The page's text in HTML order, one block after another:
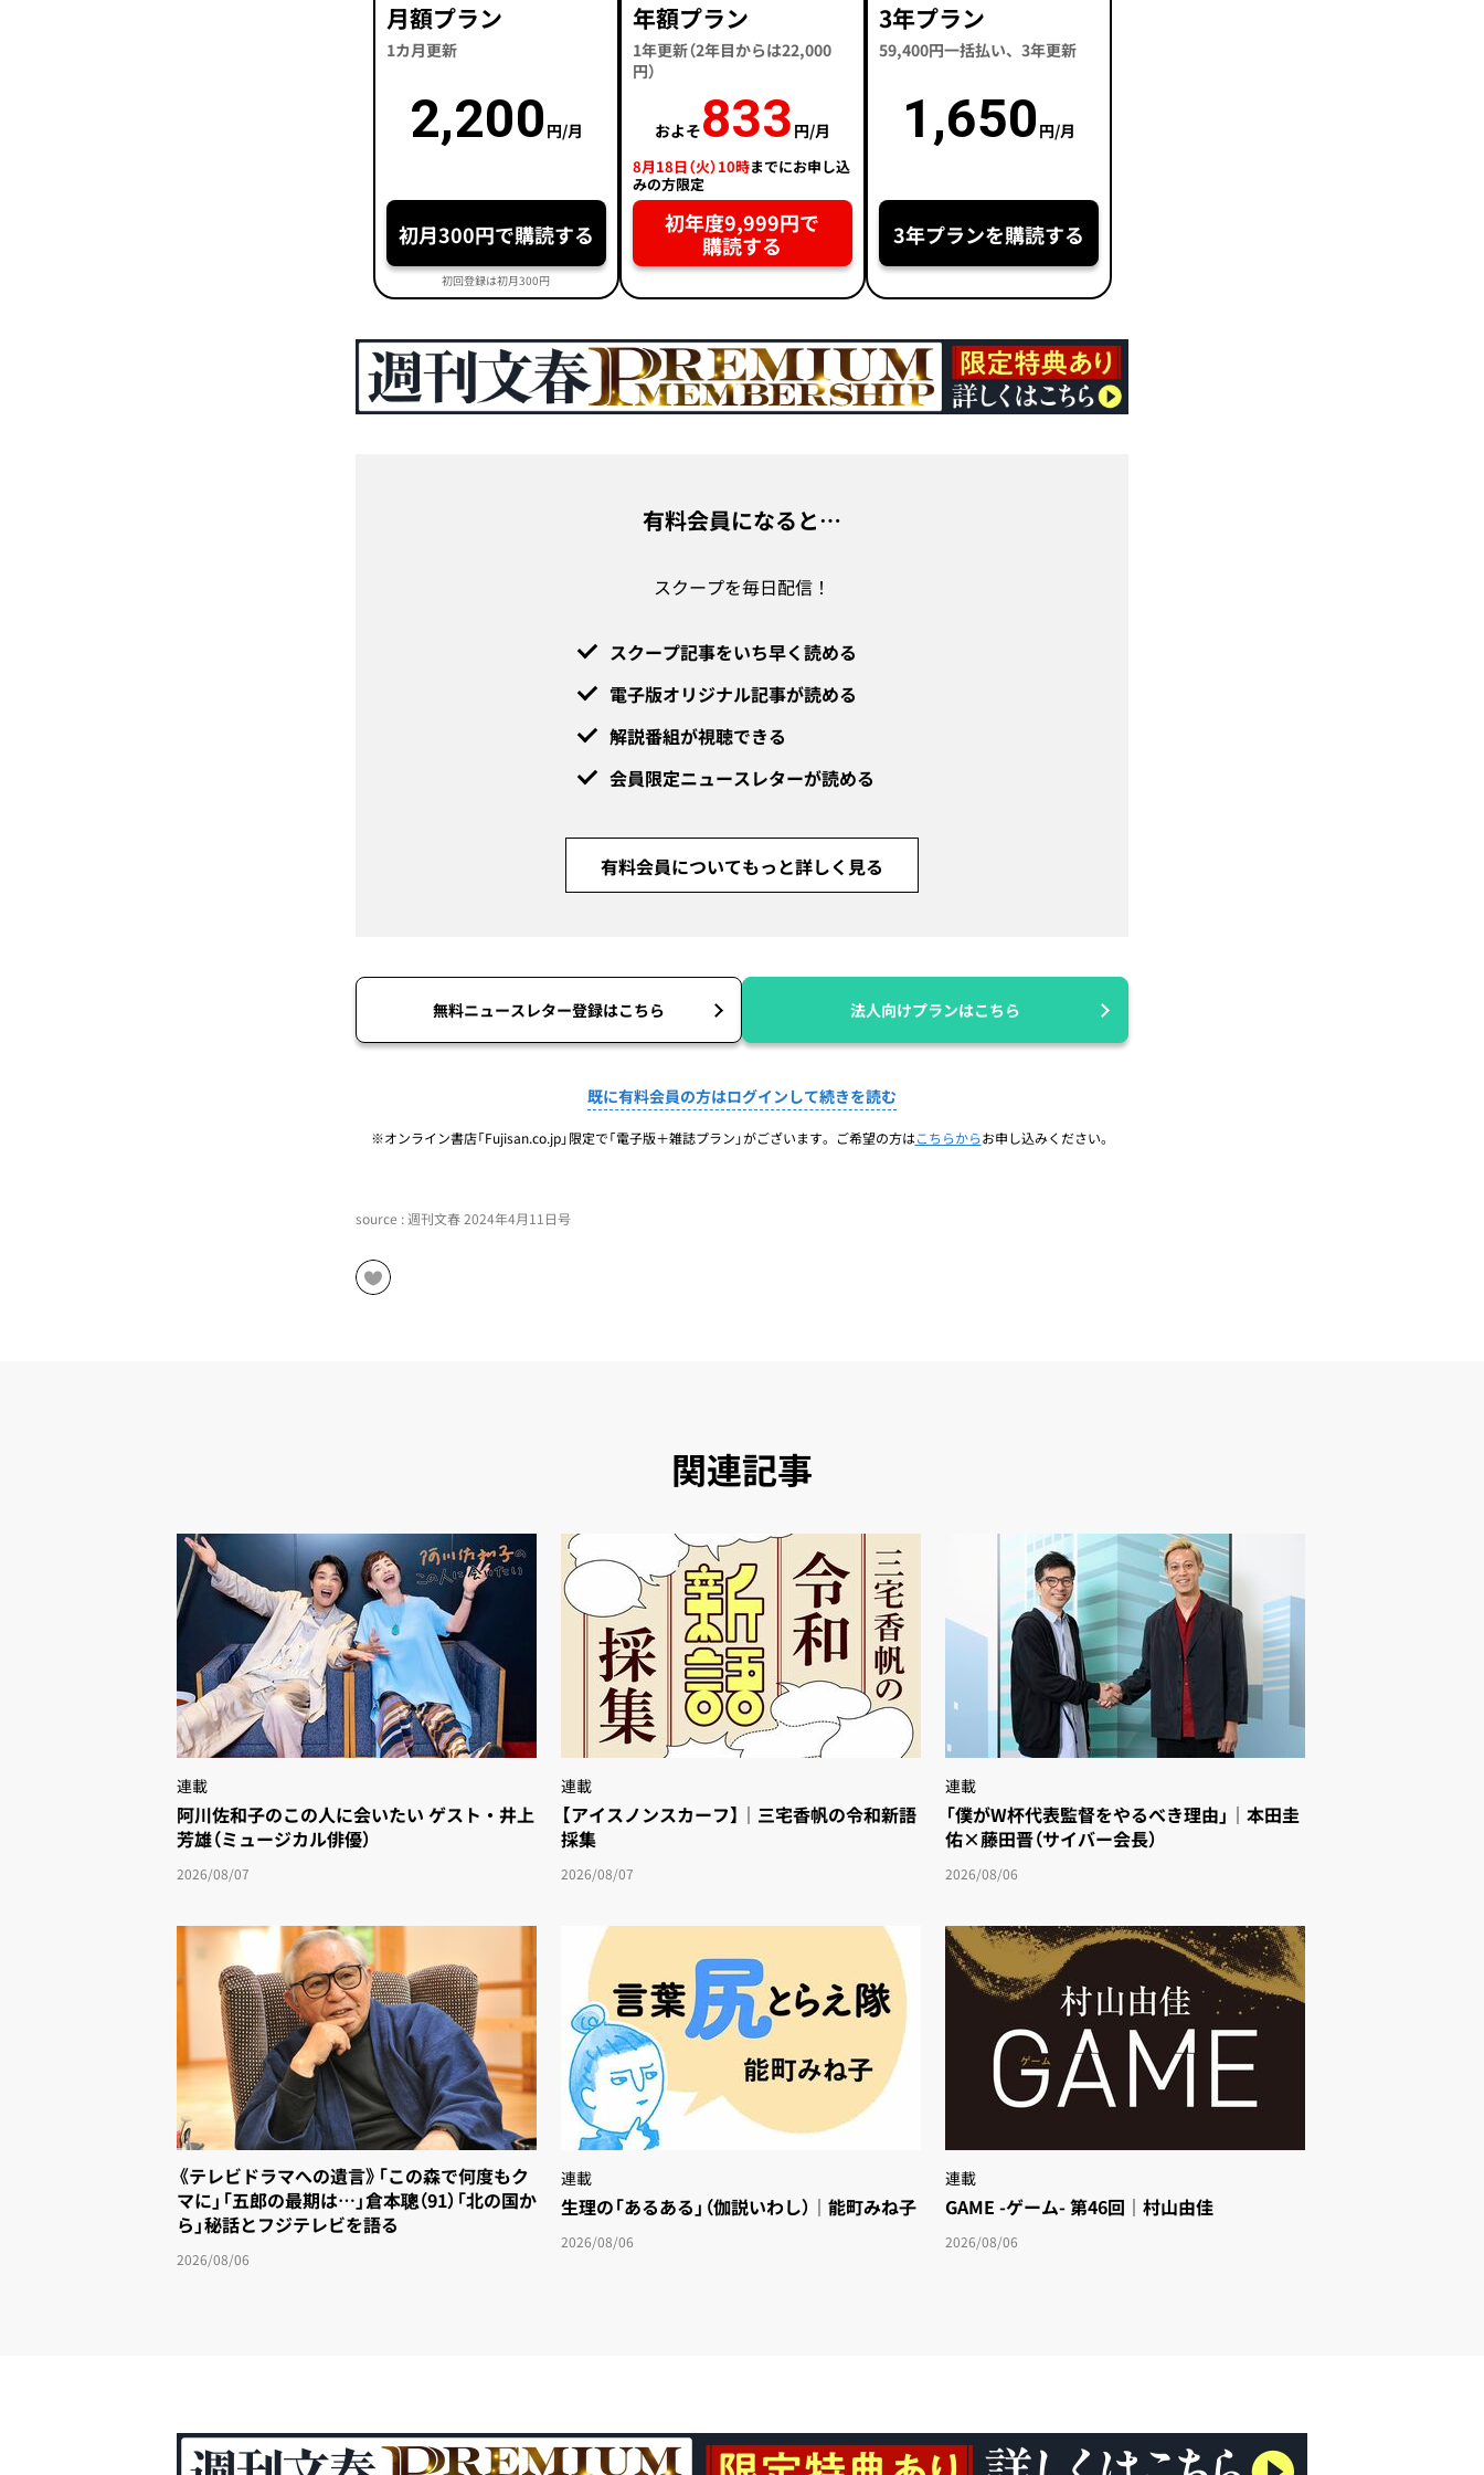
月額プラン
1カ月更新
2,200 円/月
初月300円で購読する
初回登録は初月300円
年額プラン
1年更新（2年目からは22,000
円）
およそ833 円/月
8月18日（火）10時までにお申し込
みの方限定
初年度9,999円で
購読する
3年プラン
59,400円一括払い、3年更新
1,650 円/月
3年プランを購読する
有料会員になると…
スクープを毎日配信！
スクープ記事をいち早く読める
電子版オリジナル記事が読める
解説番組が視聴できる
会員限定ニュースレターが読める
有料会員についてもっと詳しく見る
無料ニュースレター登録はこちら 法人向けプランはこちら
既に有料会員の方はログインして続きを読む
※オンライン書店「Fujisan.co.jp」限定で「電子版＋雑誌プラン」がございます。ご希望の方はこちらからお申し込みください。
source : 週刊文春 2024年4月11日号
関連記事
連載
阿川佐和子のこの人に会いたい ゲスト・井上
芳雄（ミュージカル俳優）
2026/08/07
連載
【アイスノンスカーフ】｜三宅香帆の令和新語
採集
2026/08/07
連載
「僕がW杯代表監督をやるべき理由」｜本田圭
佑×藤田晋（サイバー会長）
2026/08/06
《テレビドラマへの遺言》「この森で何度もク
マに」「五郎の最期は…」倉本聰（91）「北の国か
ら」秘話とフジテレビを語る
2026/08/06
連載
生理の「あるある」（伽説いわし）｜能町みね子
2026/08/06
連載
GAME -ゲーム- 第46回｜村山由佳
2026/08/06